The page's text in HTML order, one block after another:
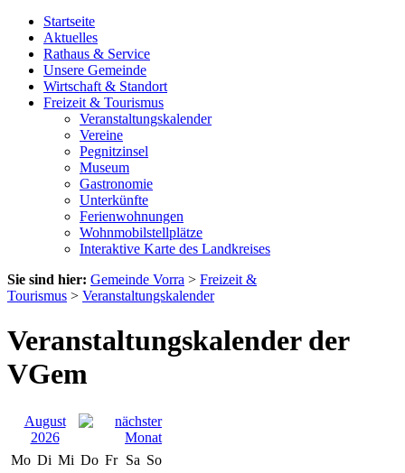
Startseite
Aktuelles
Rathaus & Service
Unsere Gemeinde
Wirtschaft & Standort
Freizeit & Tourismus
Veranstaltungskalender
Vereine
Pegnitzinsel
Museum
Gastronomie
Unterkünfte
Ferienwohnungen
Wohnmobilstellplätze
Interaktive Karte des Landkreises
Sie sind hier: Gemeinde Vorra > Freizeit &
Tourismus > Veranstaltungskalender
Veranstaltungskalender der
VGem
August
2026
Mo Di Mi Do Fr Sa So